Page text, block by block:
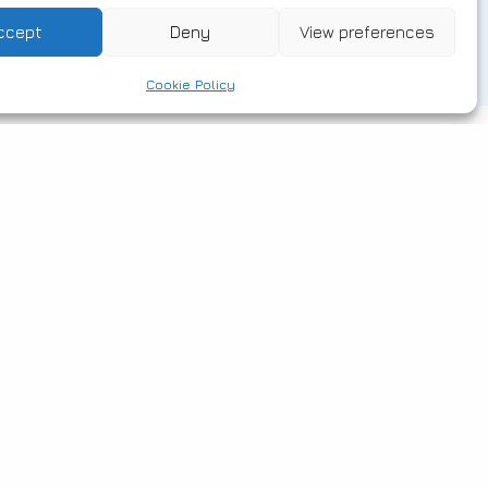
Deny View preferences
Cookie Policy
με αναπτυξιακό και περιβαλλοντικό
πρόσημο.